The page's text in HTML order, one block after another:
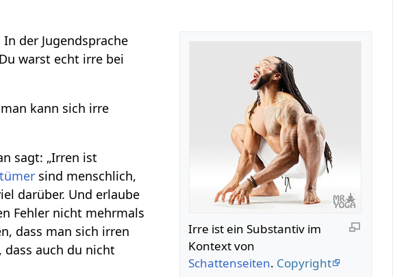
Irre‏‎ ist ein Substantiv im
Kontext von
Schattenseiten. Copyright
In der Jugendsprache
warst echt irre bei
kann sich irre
sagt: „Irren ist
sind menschlich,
darüber. Und erlaube
Fehler nicht mehrmals
dass man sich irren
auch du nicht